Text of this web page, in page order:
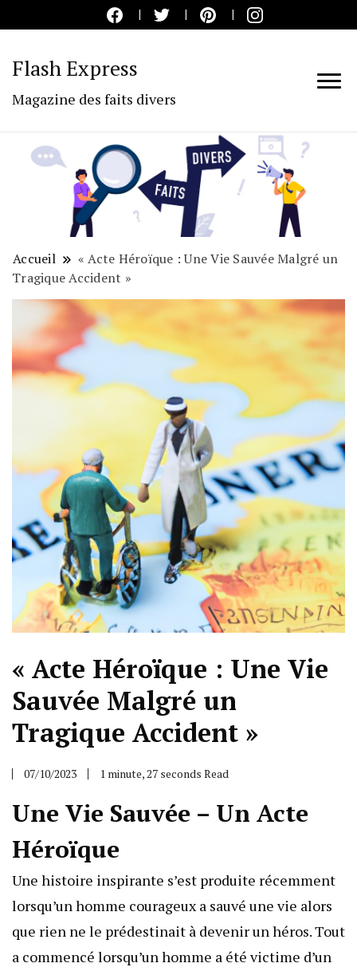
Flash Express
Magazine des faits divers
Accueil
« Acte Héroïque : Une Vie Sauvée Malgré un
Tragique Accident »
« Acte Héroïque : Une Vie
Sauvée Malgré un
Tragique Accident »
07/10/2023 1 minute, 27 seconds Read
Une Vie Sauvée – Un Acte
Héroïque
Une histoire inspirante s’est produite récemment
lorsqu’un homme courageux a sauvé une vie alors
que rien ne le prédestinait à devenir un héros. Tout
a commencé lorsqu’un homme a été victime d’un